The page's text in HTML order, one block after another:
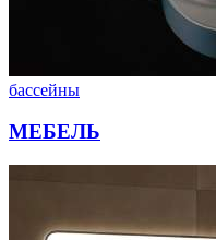
бассейны
МЕБЕЛЬ